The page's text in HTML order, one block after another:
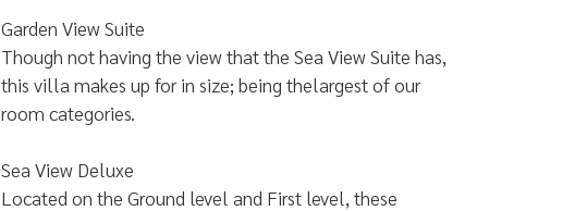
Garden View Suite
Though not having the view that the Sea View Suite has,
this villa makes up for in size; being thelargest of our
room categories.
Sea View Deluxe
Located on the Ground level and First level, these